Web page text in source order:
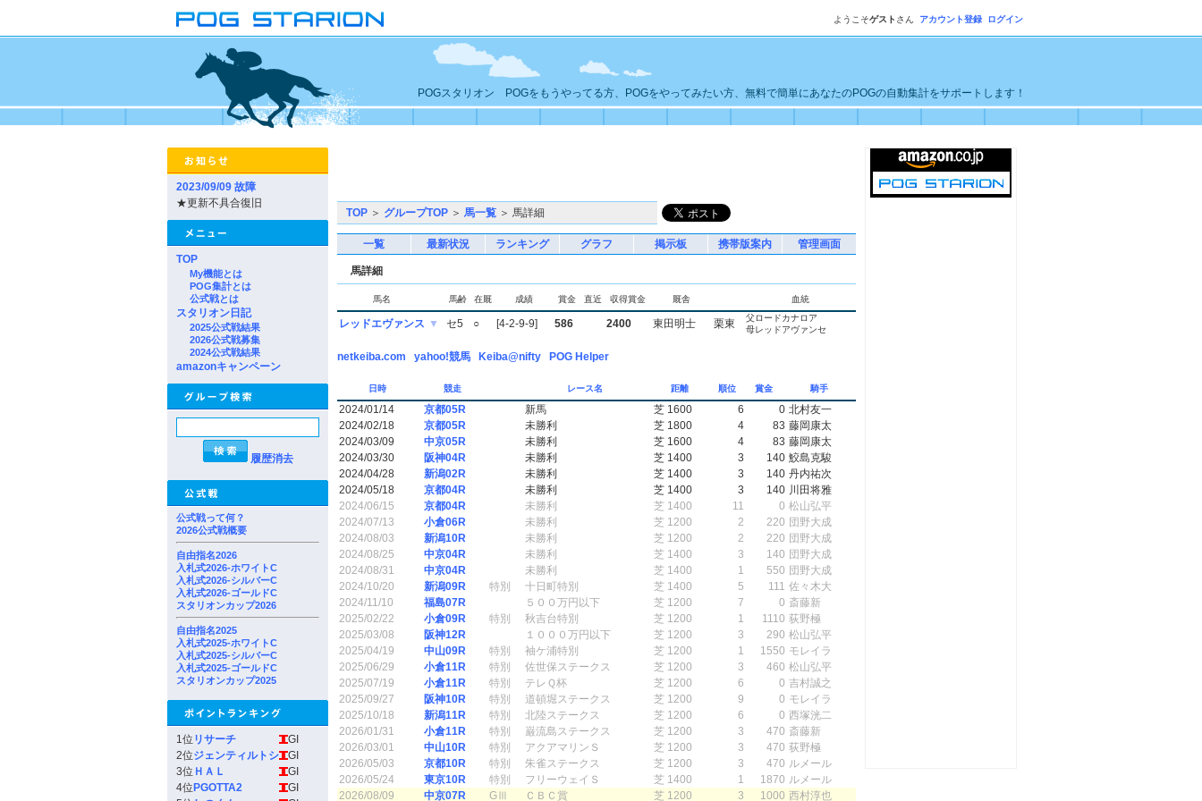
ようこそゲスト さん アカウント登録 ログイン
POGスタリオン POGをもうやってる方、POGをやってみたい方、無料で簡単にあなたのPOGの自動集計をサポートします！
2023/09/09 故障
★更新不具合復旧
TOP
My機能とは
POG集計とは
公式戦とは
スタリオン日記
2025公式戦結果
2026公式戦募集
2024公式戦結果
amazonキャンペーン
履歴消去
公式戦って何？
2026公式戦概要
自由指名2026
入札式2026-ホワイトC
入札式2026-シルバーC
入札式2026-ゴールドC
スタリオンカップ2026
自由指名2025
入札式2025-ホワイトC
入札式2025-シルバーC
入札式2025-ゴールドC
スタリオンカップ2025
1位 リサーチ
GI
2位ジェンティルトシ
GI
3位 ＨＡＬ
GI
4位 PGOTTA2
GI
TOP ＞ グループTOP ＞ 馬一覧 ＞ 馬詳細
一覧 最新状況 ランキング グラフ 掲示板 携帯版案内 管理画面
馬詳細
馬名 馬齢 在厩 成績 賞金 直近 収得賞金 厩舎 血統
レッドエヴァンス ▼ セ5 ○ [4-2-9-9] 586 2400 東田明士 栗東
父ロードカナロア
母レッドアヴァンセ
netkeiba.com yahoo!競馬 Keiba@nifty POG Helper
日時 競走 レース名 距離 順位 賞金 騎手
2024/01/14 京都05R 新馬 芝 1600 6 0 北村友一
2024/02/18
京都05R 未勝利 芝 1800 4 83 藤岡康太
2024/03/09
中京05R 未勝利 芝 1600 4 83 藤岡康太
2024/03/30
阪神04R 未勝利 芝 1400 3 140 鮫島克駿
2024/04/28
新潟02R 未勝利 芝 1400 3 140 丹内祐次
2024/05/18
京都04R 未勝利 芝 1400 3 140 川田将雅
2024/06/15
京都04R 未勝利 芝 1400 11 0 松山弘平
2024/07/13
小倉06R 未勝利 芝 1200 2 220 団野大成
2024/08/03
新潟10R 未勝利 芝 1200 2 220 団野大成
2024/08/25
中京04R 未勝利 芝 1400 3 140 団野大成
2024/08/31
中京04R 未勝利 芝 1400 1 550 団野大成
2024/10/20
新潟09R 特別 十日町特別 芝 1400 5 111 佐々木大
2024/11/10
福島07R ５００万円以下 芝 1200 7 0 斎藤新
2025/02/22
小倉09R 特別 秋吉台特別 芝 1200 1 1110 荻野極
2025/03/08
阪神12R １０００万円以下 芝 1200 3 290 松山弘平
2025/04/19
中山09R 特別 袖ケ浦特別 芝 1200 1 1550 モレイラ
2025/06/29
小倉11R 特別 佐世保ステークス 芝 1200 3 460 松山弘平
2025/07/19
小倉11R 特別 テレＱ杯 芝 1200 6 0 吉村誠之
2025/09/27
阪神10R 特別 道頓堀ステークス 芝 1200 9 0 モレイラ
2025/10/18
新潟11R 特別 北陸ステークス 芝 1200 6 0 西塚洸二
2026/01/31
小倉11R 特別 巌流島ステークス 芝 1200 3 470 斎藤新
2026/03/01
中山10R 特別 アクアマリンＳ 芝 1200 3 470 荻野極
2026/05/03
京都10R 特別 朱雀ステークス 芝 1200 3 470 ルメール
2026/05/24
東京10R 特別 フリーウェイＳ 芝 1400 1 1870 ルメール
2026/08/09
中京07R GⅢ ＣＢＣ賞 芝 1200 3 1000 西村淳也